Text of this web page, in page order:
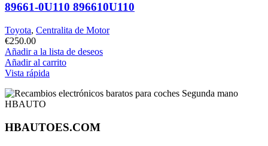
89661-0U110 896610U110
Toyota, Centralita de Motor
€250.00
Añadir a la lista de deseos
Añadir al carrito
Vista rápida
HBAUTOES.COM